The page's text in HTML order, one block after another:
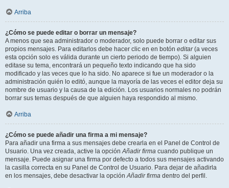
Arriba
¿Cómo se puede editar o borrar un mensaje?
A menos que sea administrador o moderador, solo puede borrar o editar sus
propios mensajes. Para editarlos debe hacer clic en en botón editar(a veces
esta opción solo es válida durante un cierto periodo de tiempo). Si alguien
editase su tema, encontrará un pequeño texto indicando que ha sido
modificado y las veces que lo ha sido. No aparece si fue un moderador o la
administración quién lo editó, aunque la mayoría de las veces el editor deja su
nombre de usuario y la causa de la edición. Los usuarios normales no podrán
borrar sus temas después de que alguien haya respondido al mismo.
Arriba
¿Cómo se puede añadir una firma a mi mensaje?
Para añadir una firma a sus mensajes debe crearla en el Panel de Control de
Usuario. Una vez creada, active la opciónAñadir firma cuando publique un
mensaje. Puede asignar una firma por defecto a todos sus mensajes activando
la casilla correcta en su Panel de Control de Usuario. Para dejar de añadirla
en los mensajes, debe desactivar la opciónAñadir firma dentro del perfil.